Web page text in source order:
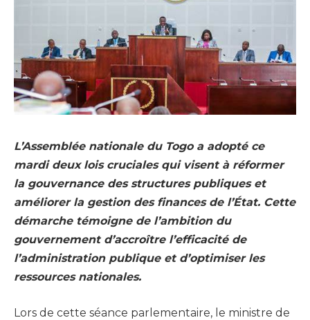
L’Assemblée nationale du Togo a adopté ce
mardi deux lois cruciales qui visent à réformer
la gouvernance des structures publiques et
améliorer la gestion des finances de l’État. Cette
démarche témoigne de l’ambition du
gouvernement d’accroître l’efficacité de
l’administration publique et d’optimiser les
ressources nationales.
Lors de cette séance parlementaire, le ministre de